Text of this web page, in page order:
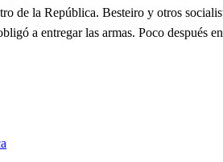
de la República. Besteiro y otros
a entregar las armas. Poco después